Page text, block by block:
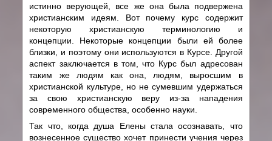
истинно верующей, все же она была подвержена
христианским идеям. Вот почему курс содержит
некоторую христианскую терминологию и
концепции. Некоторые концепции были ей более
близки, и поэтому они используются в Курсе. Другой
аспект заключается в том, что Курс был адресован
таким же людям как она, людям, выросшим в
христианской культуре, но не сумевшим удержаться
за свою христианскую веру из-за нападения
современного общества, особенно науки.
Так что, когда душа Елены стала осознавать, что
вознесенное существо хочет принести учения через